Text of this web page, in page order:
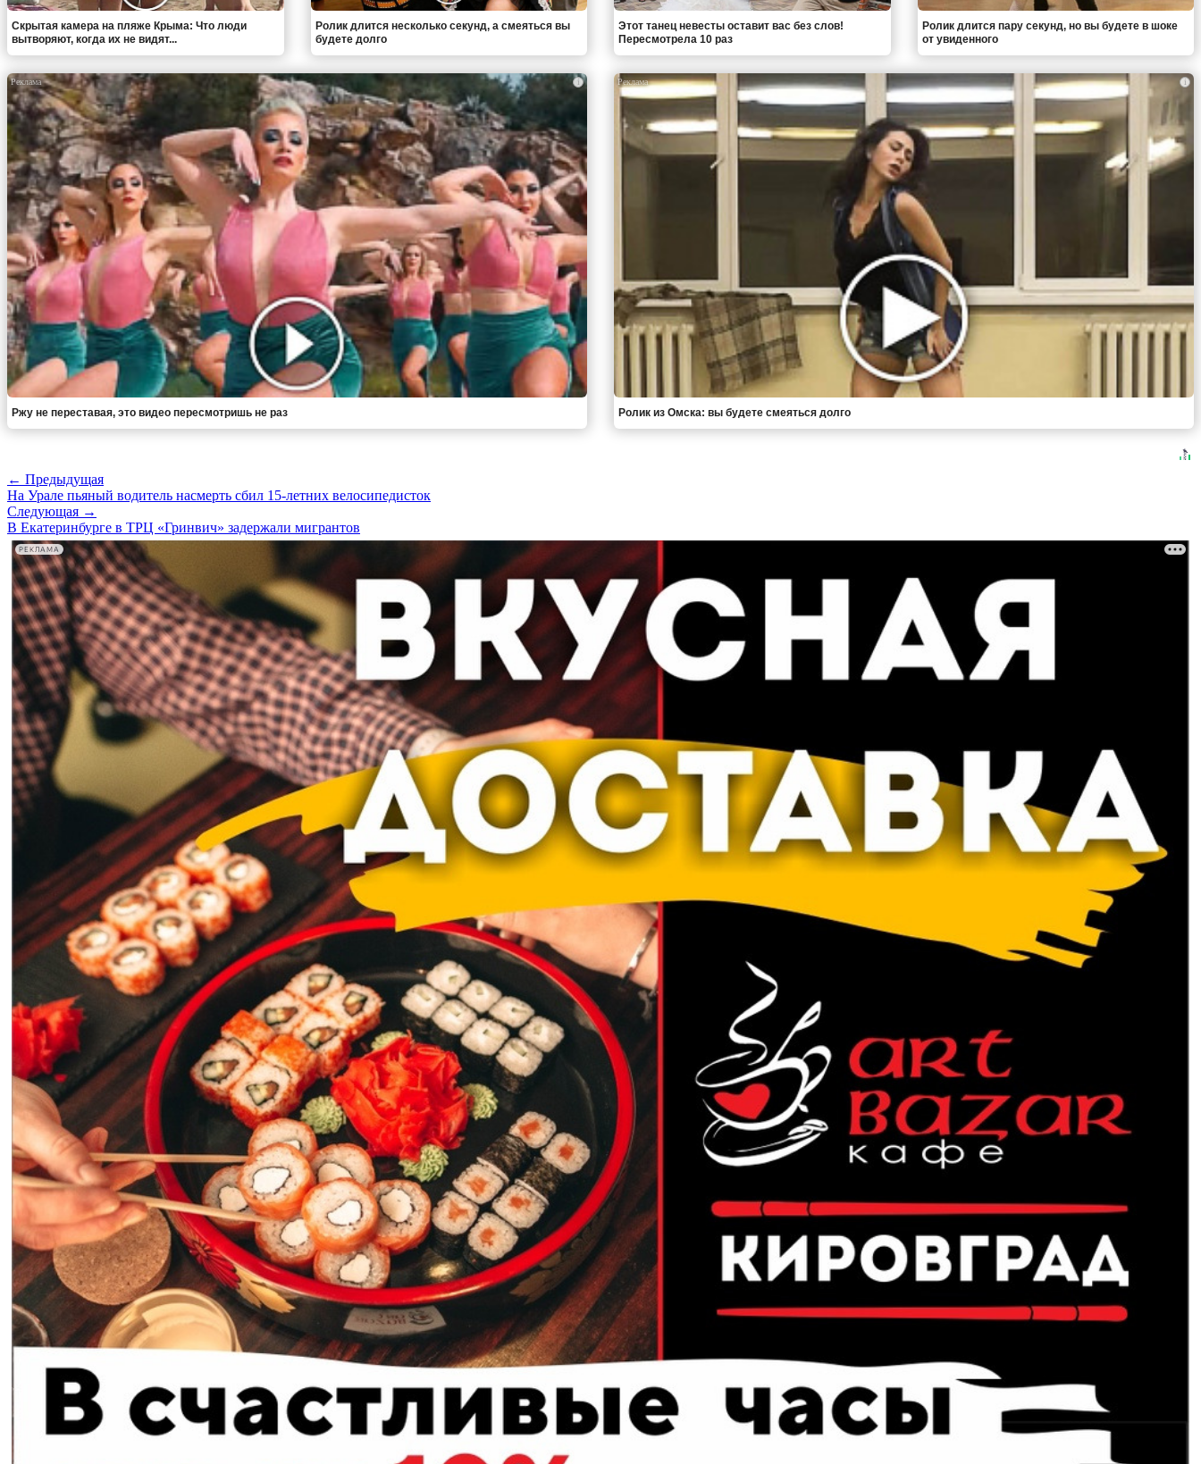
Скрытая камера на пляже Крыма: Что люди
вытворяют, когда их не видят...
Ролик длится несколько секунд, а смеяться вы
будете долго
Этот танец невесты оставит вас без слов!
Пересмотрела 10 раз
Ролик длится пару секунд, но вы будете в шоке
от увиденного
i
Ржу не переставая, это видео пересмотришь не раз
i
Ролик из Омска: вы будете смеяться долго
← Предыдущая
На Урале пьяный водитель насмерть сбил 15-летних велосипедисток
Следующая →
В Екатеринбурге в ТРЦ «Гринвич» задержали мигрантов
РЕКЛАМА